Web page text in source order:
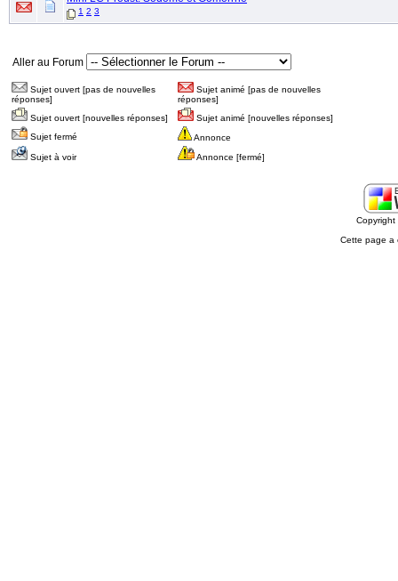
1 2 3
Aller au Forum
Sujet ouvert [pas de nouvelles
réponses]
Sujet animé [pas de nouvelles
réponses]
Sujet ouvert [nouvelles réponses]
Sujet animé [nouvelles réponses]
Sujet fermé
Annonce
Sujet à voir
Annonce [fermé]
Cette page a